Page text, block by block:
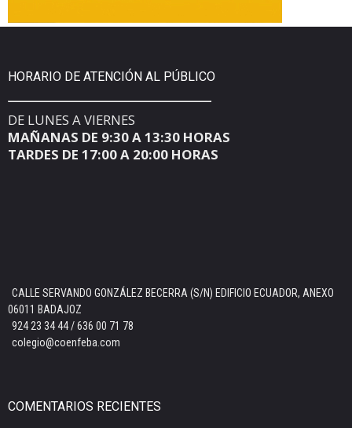
HORARIO DE ATENCIÓN AL PÚBLICO
DE LUNES A VIERNES
MAÑANAS DE 9:30 A 13:30 HORAS
TARDES DE 17:00 A 20:00 HORAS
CALLE SERVANDO GONZÁLEZ BECERRA (S/N) EDIFICIO ECUADOR, ANEXO
06011 BADAJOZ
924 23 34 44 / 636 00 71 78
colegio@coenfeba.com
COMENTARIOS RECIENTES